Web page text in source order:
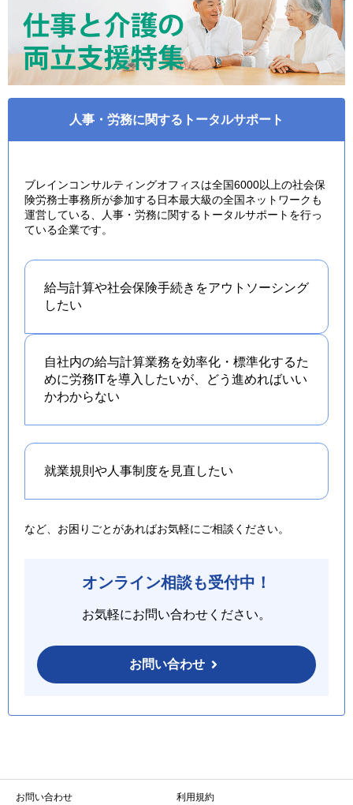
人事・労務に関するトータルサポート
ブレインコンサルティングオフィスは全国6000以上の社会保
険労務士事務所が参加する日本最大級の全国ネットワークも
運営している、人事・労務に関するトータルサポートを行っ
ている企業です。
給与計算や社会保険手続きをアウトソーシング
したい
自社内の給与計算業務を効率化・標準化するた
めに労務ITを導入したいが、どう進めればいい
かわからない
就業規則や人事制度を 見直したい
など、お困りごとがあればお気軽にご相談ください。
オンライン相談も受付中！
お気軽にお問い合わせください。
お問い合わせ
お問い合わせ 利用規約